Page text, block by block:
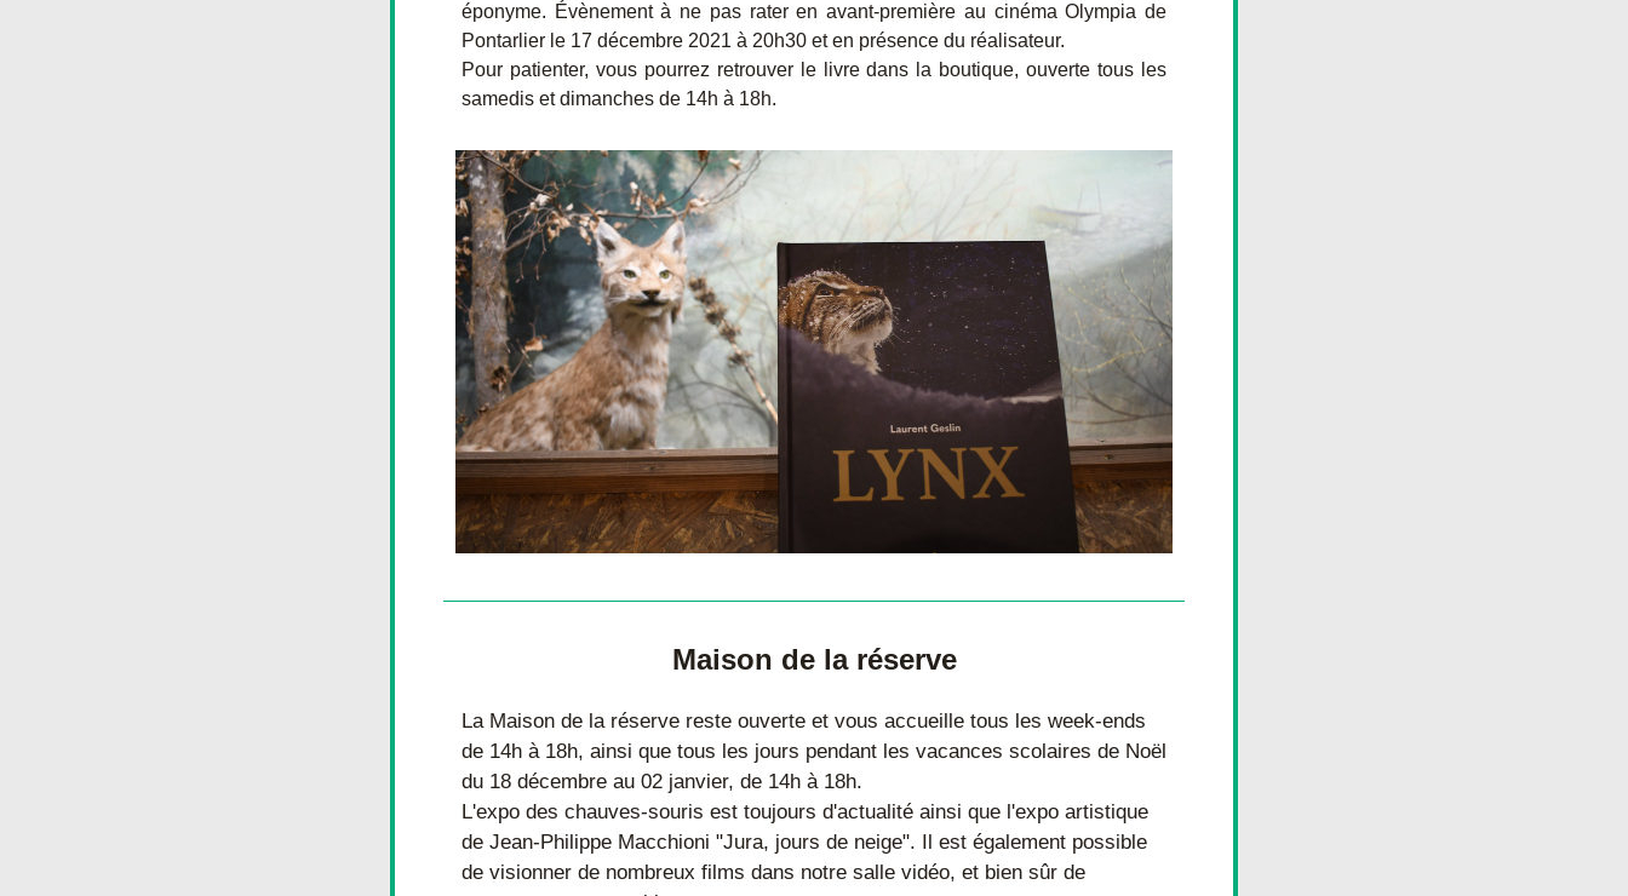
éponyme. Évènement à ne pas rater en avant-première au cinéma Olympia de
Pontarlier le 17 décembre 2021 à 20h30 et en présence du réalisateur.
Pour patienter, vous pourrez retrouver le livre dans la boutique, ouverte tous les
samedis et dimanches de 14h à 18h.
Maison de la réserve
La Maison de la réserve reste ouverte et vous accueille tous les week-ends
de 14h à 18h, ainsi que tous les jours pendant les vacances scolaires de Noël
du 18 décembre au 02 janvier, de 14h à 18h.
L'expo des chauves-souris est toujours d'actualité ainsi que l'expo artistique
de Jean-Philippe Macchioni "Jura, jours de neige". Il est également possible
de visionner de nombreux films dans notre salle vidéo, et bien sûr de